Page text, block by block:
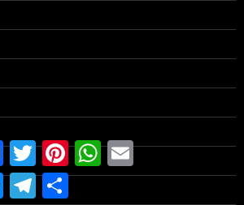
Facebook
TwitterPinterestWhatsApp
Email
MessengerTelegramCompartilhar